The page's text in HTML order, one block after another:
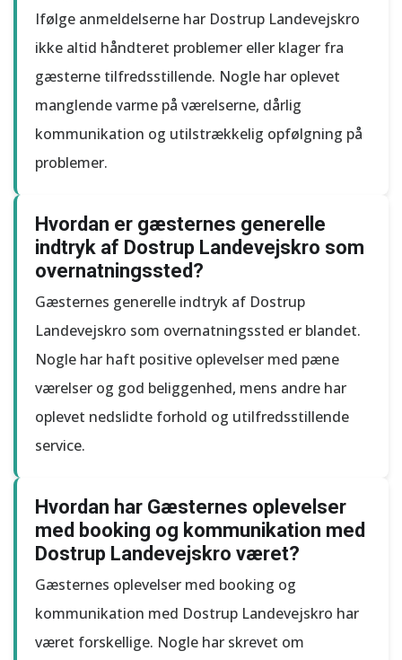
Ifølge anmeldelserne har Dostrup Landevejskro
ikke altid håndteret problemer eller klager fra
gæsterne tilfredsstillende. Nogle har oplevet
manglende varme på værelserne, dårlig
kommunikation og utilstrækkelig opfølgning på
problemer.
Hvordan er gæsternes generelle
indtryk af Dostrup Landevejskro som
overnatningssted?
Gæsternes generelle indtryk af Dostrup
Landevejskro som overnatningssted er blandet.
Nogle har haft positive oplevelser med pæne
værelser og god beliggenhed, mens andre har
oplevet nedslidte forhold og utilfredsstillende
service.
Hvordan har Gæsternes oplevelser
med booking og kommunikation med
Dostrup Landevejskro været?
Gæsternes oplevelser med booking og
kommunikation med Dostrup Landevejskro har
været forskellige. Nogle har skrevet om